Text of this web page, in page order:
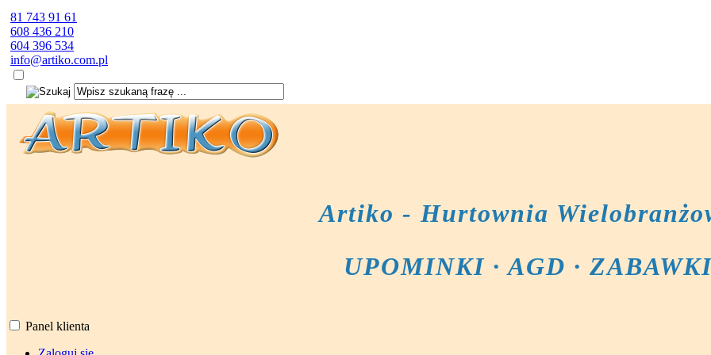
81 743 91 61
608 436 210
604 396 534
info@artiko.com.pl
Artiko - Hurtownia
UPOMINKI · AGD ·
Panel klienta